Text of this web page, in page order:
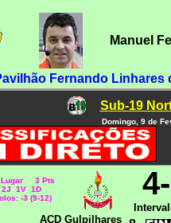
Manuel
Fernando Linhares
Sub-19
Domingo, 9 de
Lugar 3 Pts
2J 1V 1D
-3 (9-12)
ACD Gulpilhares